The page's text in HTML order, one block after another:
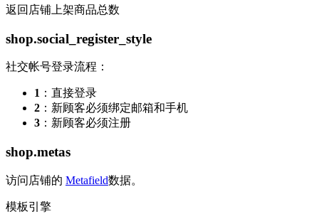
返回店铺上架商品总数
shop.social_register_style
社交帐号登录流程：
1 ：直接登录
2 ：新顾客必须绑定邮箱和手机
3 ：新顾客必须注册
shop.metas
访问店铺的 Metafield数据。
模板引擎